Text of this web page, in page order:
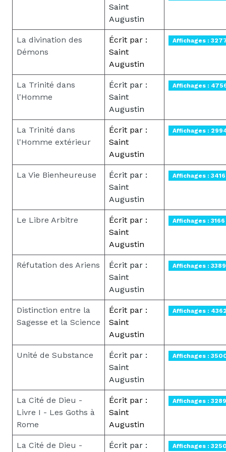
Saint
Augustin
La divination des
Démons
Écrit par :
Saint
Augustin
Affichages :
La Trinité dans
l'Homme
Écrit par :
Saint
Augustin
Affichages :
La Trinité dans
l'Homme extérieur
Écrit par :
Saint
Augustin
Affichages :
La Vie Bienheureuse
Écrit par :
Saint
Augustin
Affichages : 3416
Le Libre Arbitre
Écrit par :
Saint
Augustin
Affichages : 3166
Réfutation des Ariens
Écrit par :
Saint
Augustin
Affichages : 3389
Distinction entre la
Sagesse et la Science
Écrit par :
Saint
Augustin
Affichages :
Unité de Substance
Écrit par :
Saint
Augustin
Affichages :
La Cité de Dieu -
Livre I - Les Goths à
Rome
Écrit par :
Saint
Augustin
Affichages : 3289
La Cité de Dieu -
Écrit par :
Affichages :